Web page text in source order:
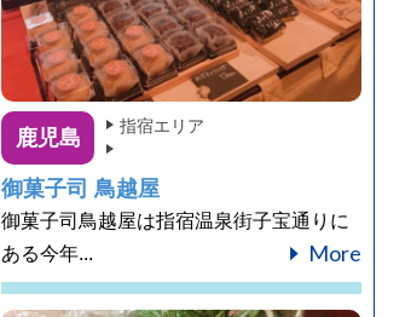
鹿児島 指宿エリア
御菓子司 鳥越屋
御菓子司鳥越屋は指宿温泉街子宝通りに
ある今年...
More